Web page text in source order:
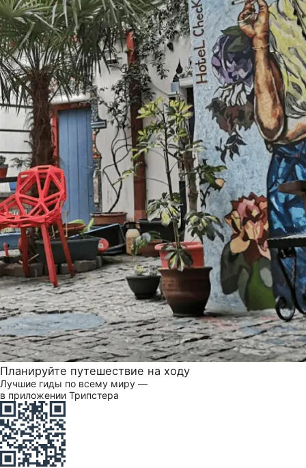
Планируйте путешествие на ходу
Лучшие гиды по всему миру —
в приложении Трипстера